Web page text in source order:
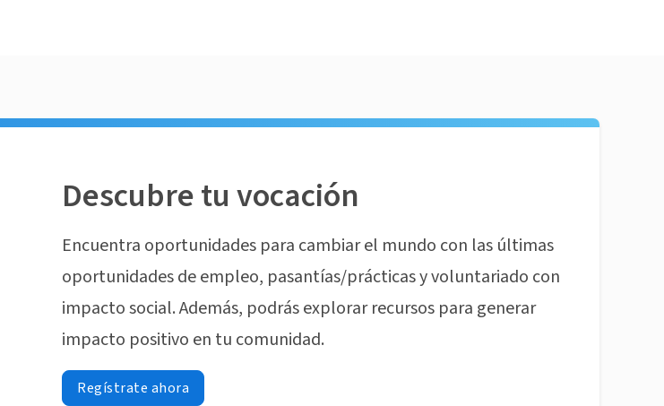
Descubre tu vocación
Encuentra oportunidades para cambiar el mundo con las últimas
oportunidades de empleo, pasantías/prácticas y voluntariado con
impacto social. Además, podrás explorar recursos para generar
impacto positivo en tu comunidad.
Regístrate ahora